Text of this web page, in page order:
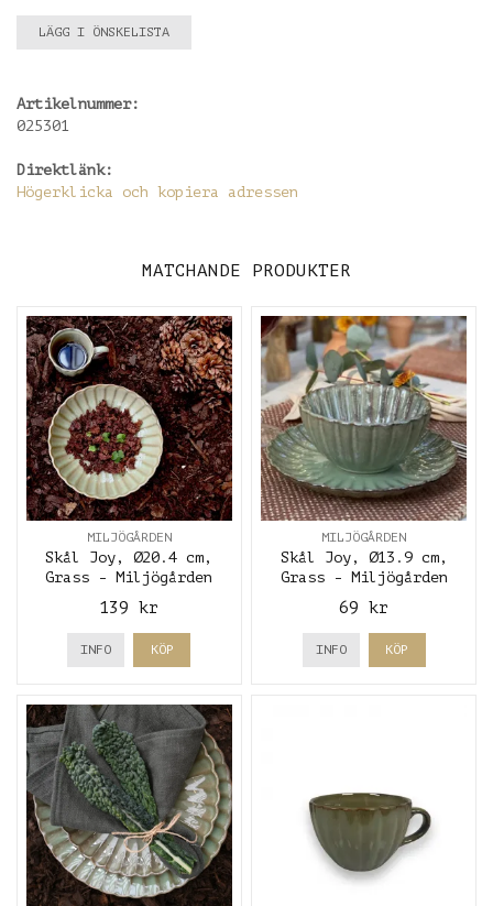
LÄGG I ÖNSKELISTA
Artikelnummer:
025301
Direktlänk:
Högerklicka och kopiera adressen
MATCHANDE PRODUKTER
MILJÖGÅRDEN
Skål Joy, Ø20.4 cm,
Grass - Miljögården
139 kr
INFO KÖP
MILJÖGÅRDEN
Skål Joy, Ø13.9 cm,
Grass - Miljögården
69 kr
INFO KÖP